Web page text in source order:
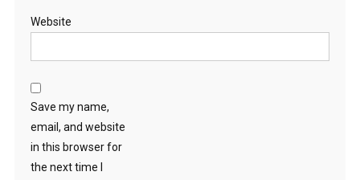
Website
Save my name,
email, and website
in this browser for
the next time I